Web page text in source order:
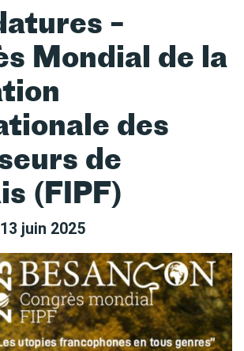
–
Mondial de la
des
de
(FIPF)
13 juin 2025